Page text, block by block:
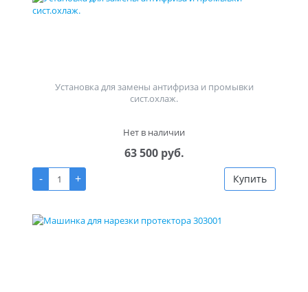
Установка для замены антифриза и промывки
сист.охлаж.
Нет в наличии
63 500 руб.
-
+ Купить